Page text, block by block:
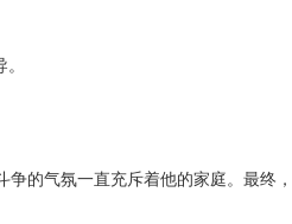
争的气氛一直充斥着他的家庭。最